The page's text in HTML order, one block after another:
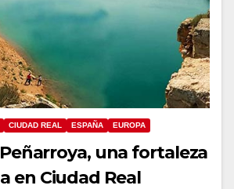
CIUDAD REAL ESPAÑA EUROPA
una fortaleza
en Ciudad Real